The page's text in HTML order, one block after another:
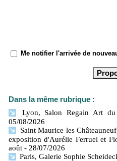
Me notifier l'arrivée de
Dans la même rubrique :
Lyon, Salon Regain Art
05/08/2026
Saint Maurice les
exposition d'Aurélie Ferruel et
août - 28/07/2026
Paris, Galerie Sophie